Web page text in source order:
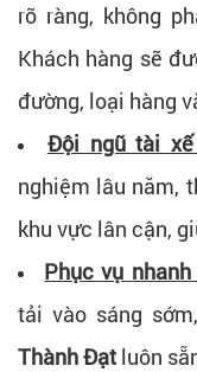
rõ ràng, không
Khách hàng sẽ
đường, loại hàng
Đội ngũ tài xế
nghiệm lâu năm,
khu vực lân cận,
Phục vụ
tải vào sáng
Thành Đạt luôn